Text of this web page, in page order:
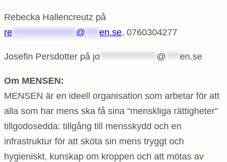
Rebecka Hallencreutz på
re
@ en.se, 0760304277
Josefin Persdotter på jo @ en.se
Om MENSEN:
MENSEN är en ideell organisation som arbetar för att
alla som har mens ska få sina “menskliga rättigheter”
tillgodosedda: tillgång till mensskydd och en
infrastruktur för att sköta sin mens tryggt och
hygieniskt, kunskap om kroppen och att mötas av